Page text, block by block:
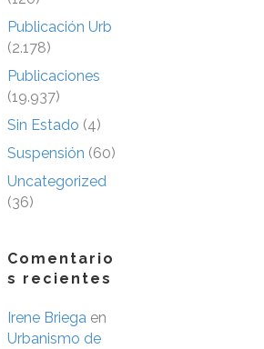
Publicación Urb
(2.178)
Publicaciones
(19.937)
Sin Estado (4)
Suspensión (60)
Uncategorized
(36)
Comentario
s recientes
Irene Briega en
Urbanismo de